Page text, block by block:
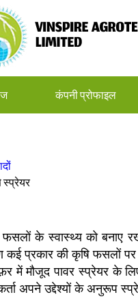
कंपनी प्रोफाइल
स्प्रेयर
के स्वास्थ्य को बनाए
प्रकार की कृषि फसलों पर
में मौजूद पावर स्प्रेयर के
अपने उद्देश्यों के अनुरूप